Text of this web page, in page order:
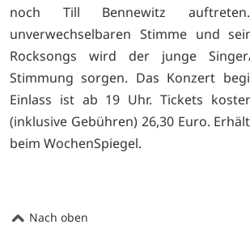
noch Till Bennewitz
unverwechselbaren Stimme und
Rocksongs wird der junge
Stimmung sorgen. Das Konzert
Einlass ist ab 19 Uhr. Tickets
(inklusive Gebühren) 26,30 Euro.
beim WochenSpiegel.
Nach oben